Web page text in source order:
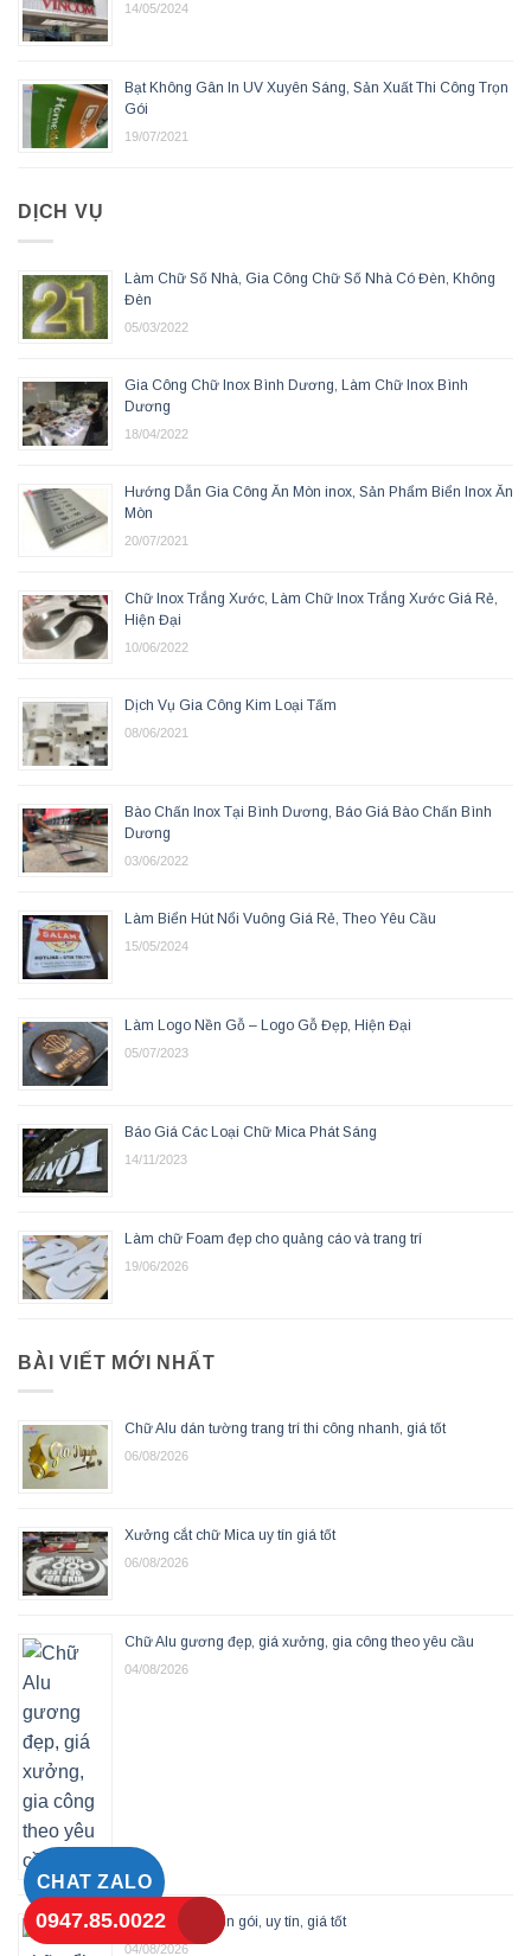
CHAT ZALO
0947.85.0022
14/05/2024
Bạt Không Gân In UV Xuyên Sáng, Sản Xuất Thi Công Trọn
Gói
19/07/2021
DỊCH VỤ
Làm Chữ Số Nhà, Gia Công Chữ Số Nhà Có Đèn, Không
Đèn
05/03/2022
Gia Công Chữ Inox Bình Dương, Làm Chữ Inox Bình
Dương
18/04/2022
Hướng Dẫn Gia Công Ăn Mòn inox, Sản Phẩm Biển Inox Ăn
Mòn
20/07/2021
Chữ Inox Trắng Xước, Làm Chữ Inox Trắng Xước Giá Rẻ,
Hiện Đại
10/06/2022
Dịch Vụ Gia Công Kim Loại Tấm
08/06/2021
Bào Chấn Inox Tại Bình Dương, Báo Giá Bào Chấn Bình
Dương
03/06/2022
Làm Biển Hút Nổi Vuông Giá Rẻ, Theo Yêu Cầu
15/05/2024
Làm Logo Nền Gỗ – Logo Gỗ Đẹp, Hiện Đại
05/07/2023
Báo Giá Các Loại Chữ Mica Phát Sáng
14/11/2023
Làm chữ Foam đẹp cho quảng cáo và trang trí
19/06/2026
BÀI VIẾT MỚI NHẤT
Chữ Alu dán tường trang trí thi công nhanh, giá tốt
06/08/2026
Xưởng cắt chữ Mica uy tín giá tốt
06/08/2026
Chữ Alu gương đẹp, giá xưởng, gia công theo yêu cầu
04/08/2026
Làm chữ nổi trọn gói, uy tín, giá tốt
04/08/2026